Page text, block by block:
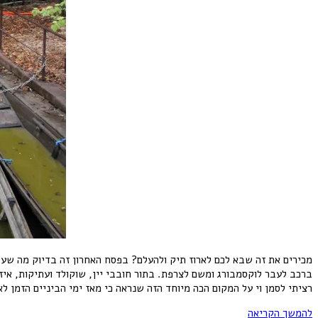
מכירים את זה שבא לכם לארוז תיק ולהעלם? בפסח האחרון זה בדיוק מה
ברכב לעבר לוקסמבורג ומשם לצרפת. בתור חובבי יין, שוקולד ועתיקות,
רציתי לסמן וי על המקום הכה מיוחד הזה שנראה כי מאז ימי הביניים
להמשך הקריאה